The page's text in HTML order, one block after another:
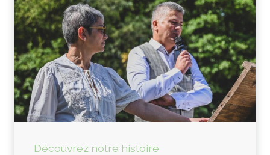
Découvrez notre histoire